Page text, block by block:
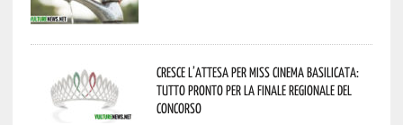
Cresce l’attesa per Miss Cinema Basilicata:
tutto pronto per la finale regionale del
concorso